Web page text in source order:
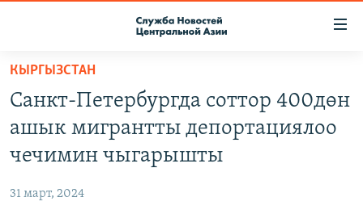
Вернуться
основному
содержанию
главной
навигации
НАСТОЯЩЕЕ ВРЕМЯ
КЫРГЫЗСТАН
Санкт-Петербургда соттор 400дөн
ашык мигрантты депортациялоо
чечимин чыгарышты
31 март, 2024